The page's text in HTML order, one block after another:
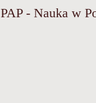
PAP - Nauka w